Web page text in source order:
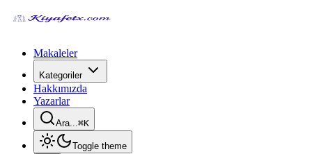
Makaleler
Kategoriler
Hakkımızda
Yazarlar
Ara...⌘K
Toggle theme